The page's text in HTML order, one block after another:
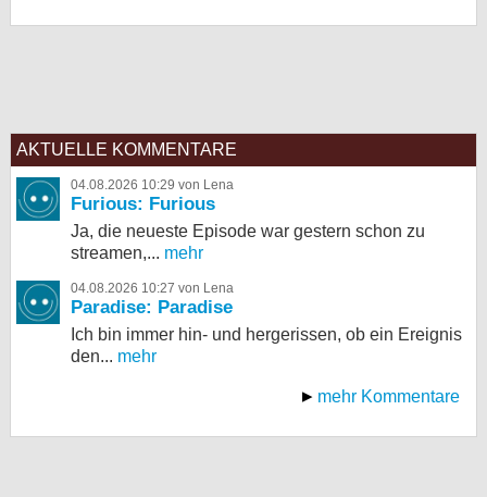
AKTUELLE KOMMENTARE
04.08.2026 10:29 von Lena
Furious: Furious
Ja, die neueste Episode war gestern schon zu
streamen,... mehr
04.08.2026 10:27 von Lena
Paradise: Paradise
Ich bin immer hin- und hergerissen, ob ein Ereignis
den... mehr
mehr Kommentare